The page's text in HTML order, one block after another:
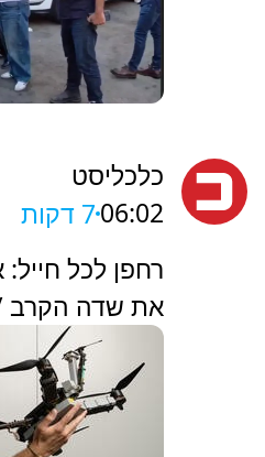
כלכליסט
06:027 דקות
רחפן לכל
את שדה הקרב